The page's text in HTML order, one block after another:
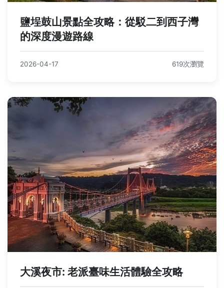
鹽埕鼓山景點全攻略：從駁二到西子灣
的深度漫遊路線
2026-04-17 619次瀏覽
大溪夜市: 老派臺味生活體驗全攻略